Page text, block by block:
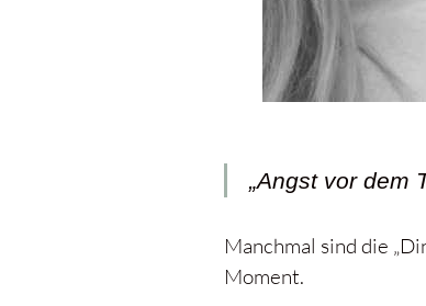
„Angst vor dem
Manchmal sind die
Moment.